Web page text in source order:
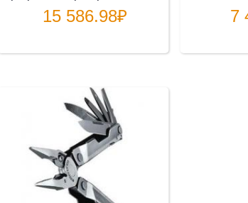
15 586.98₽ 7